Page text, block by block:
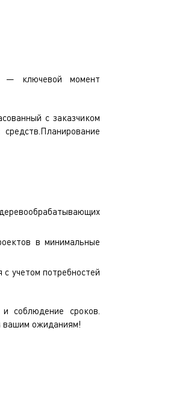
— ключевой момент
с заказчиком
в минимальные
учетом потребностей
соблюдение сроков.
вашим ожиданиям!